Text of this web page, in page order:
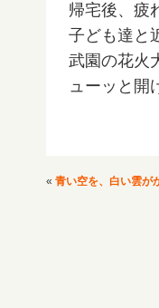
帰宅後、疲
子ども達と
武園の花火
ューッと開
« 青い空を、白い雲が